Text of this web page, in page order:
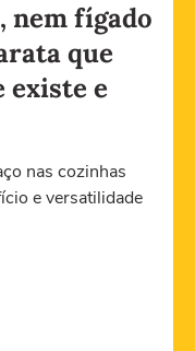
nem fígado
que
existe e
nas cozinhas
e versatilidade